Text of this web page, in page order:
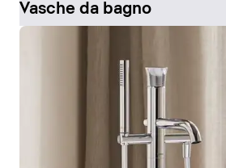
Vasche da bagno